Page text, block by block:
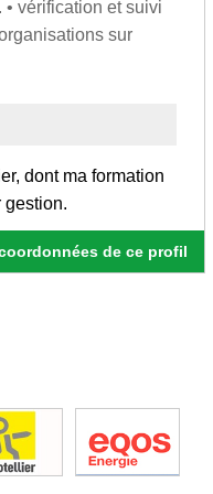
vérification et suivi
sur
dont ma formation
gestion.
de ce profil